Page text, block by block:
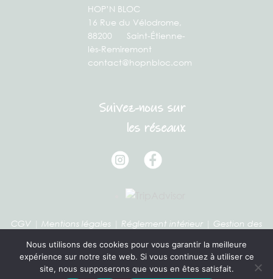
HOP’N BLOC
16 Rue du Vélodrome,
88200 Saint-Étienne-
lès-Remiremont
contact@hopnbloc.com
Suivez-nous sur
les réseaux
CGV Mentions légales Réglement intérieur
Gestion des
Vous pouvez révoquer votre consentement à tout moment en utilisant
Nous utilisons des cookies pour vous garantir la meilleure
expérience sur notre site web. Si vous continuez à utiliser ce
site, nous supposerons que vous en êtes satisfait.